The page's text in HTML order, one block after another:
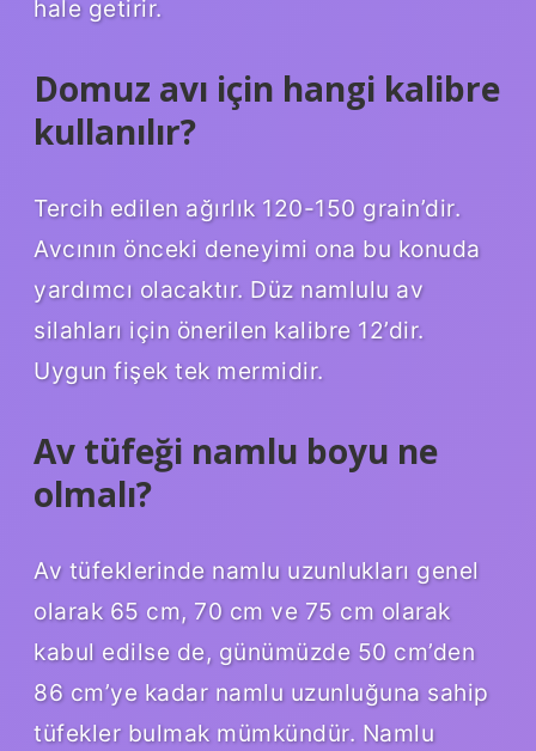
hale getirir.
Domuz avı için hangi kalibre
kullanılır?
Tercih edilen ağırlık 120-150 grain’dir.
Avcının önceki deneyimi ona bu konuda
yardımcı olacaktır. Düz namlulu av
silahları için önerilen kalibre 12’dir.
Uygun fişek tek mermidir.
Av tüfeği namlu boyu ne
olmalı?
Av tüfeklerinde namlu uzunlukları genel
olarak 65 cm, 70 cm ve 75 cm olarak
kabul edilse de, günümüzde 50 cm’den
86 cm’ye kadar namlu uzunluğuna sahip
tüfekler bulmak mümkündür. Namlu